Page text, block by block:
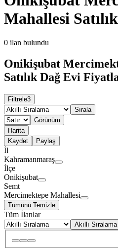
Mahallesi
0 ilan bulundu
Onikişubat
Satılık Dağ Evi
Filtrele3
Sırala
Görünüm
Harita
Kaydet
Paylaş
İl
Kahramanmaraş
İlçe
Onikişubat
Semt
Mercimektepe Mahallesi
Tümünü Temizle
Tüm İlanlar
Akıllı Sıralama